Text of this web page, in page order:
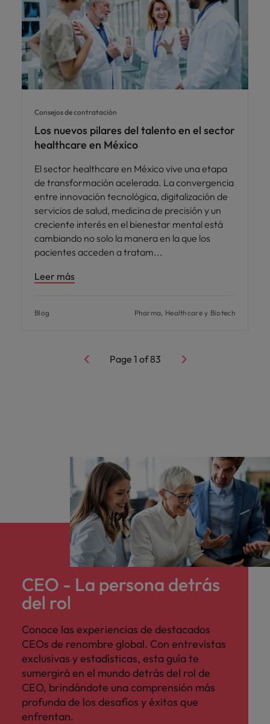
Consejos de contratación
Los nuevos pilares del talento en el sector
healthcare en México
El sector healthcare en México vive una etapa
de transformación acelerada. La convergencia
entre innovación tecnológica, digitalización de
servicios de salud, medicina de precisión y un
creciente interés en el bienestar mental está
cambiando no solo la manera en la que los
pacientes acceden a tratam
Leer más
Blog Pharma, Healthcare y Biotech
Page 1 of83
CEO - La persona detrás
del rol
Conoce las experiencias de destacados
CEOs de renombre global. Con entrevistas
exclusivas y estadísticas, esta guía te
sumergirá en el mundo detrás del rol de
CEO, brindándote una comprensión más
profunda de los desafíos y éxitos que
enfrentan.